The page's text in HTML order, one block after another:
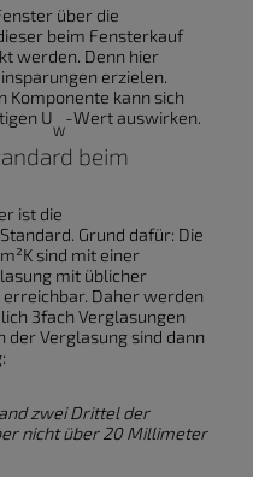
über die
beim Fensterkauf
werden. Denn hier
erzielen.
Komponente kann sich
U
W
-Wert auswirken.
beim
ist die
Grund dafür: Die
sind mit einer
mit üblicher
Daher werden
3fach Verglasungen
Verglasung sind dann
zwei Drittel der
nicht über 20 Millimeter